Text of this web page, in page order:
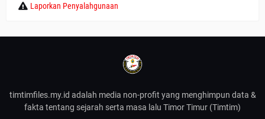
Laporkan Penyalahgunaan
timtimfiles.my.id adalah media non-profit yang menghimpun data &
fakta tentang sejarah serta masa lalu Timor Timur (Timtim)